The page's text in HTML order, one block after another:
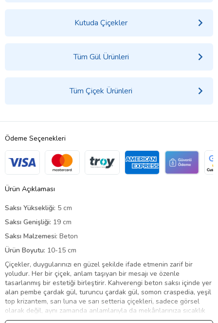
Kutuda Çiçekler
Tüm Gül Ürünleri
Tüm Çiçek Ürünleri
Ödeme Seçenekleri
Ürün Açıklaması
Saksı Yüksekliği: 5 cm
Saksı Genişliği: 19 cm
Saksı Malzemesi: Beton
Ürün Boyutu: 10-15 cm
Çiçekler, duygularınızı en güzel şekilde ifade etmenin zarif bir
yoludur. Her bir çiçek, anlam taşıyan bir mesajı ve özenle
tasarlanmış bir estetiği birleştirir. Kahverengi beton saksı içinde yer
alan pembe çardak gül, turuncu çardak gül, somon craspedia, yeşil
top krizantem, sarı luna ve sarı setteria çiçekleri, sadece görsel
olarak değil, aynı zamanda anlamlarıyla da mekânlarınıza sıcaklık
katacaktır. Bu aranjman, doğal tonlarıyla şıklığı ve zarafeti